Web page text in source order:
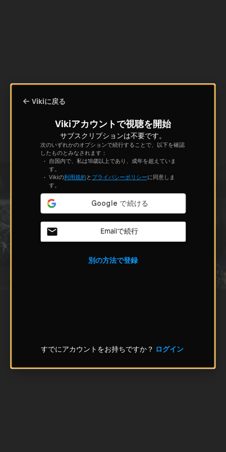
Vikiに戻る
Vikiアカウントで視聴を開始
サブスクリプションは不要です。
次のいずれかのオプションで続行することで、以下を確認
したものとみなされます：
自国内で、私は18歳以上であり、成年を超えていま
す。
Vikiの利用規約と プライバシーポリシーに同意しま
す。
Emailで続行
別の方法で登録
すでにアカウントをお持ちですか？ ログイン